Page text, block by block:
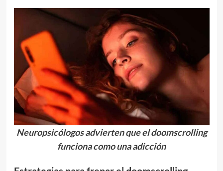
Neuropsicólogos advierten que el doomscrolling
funciona como una adicción